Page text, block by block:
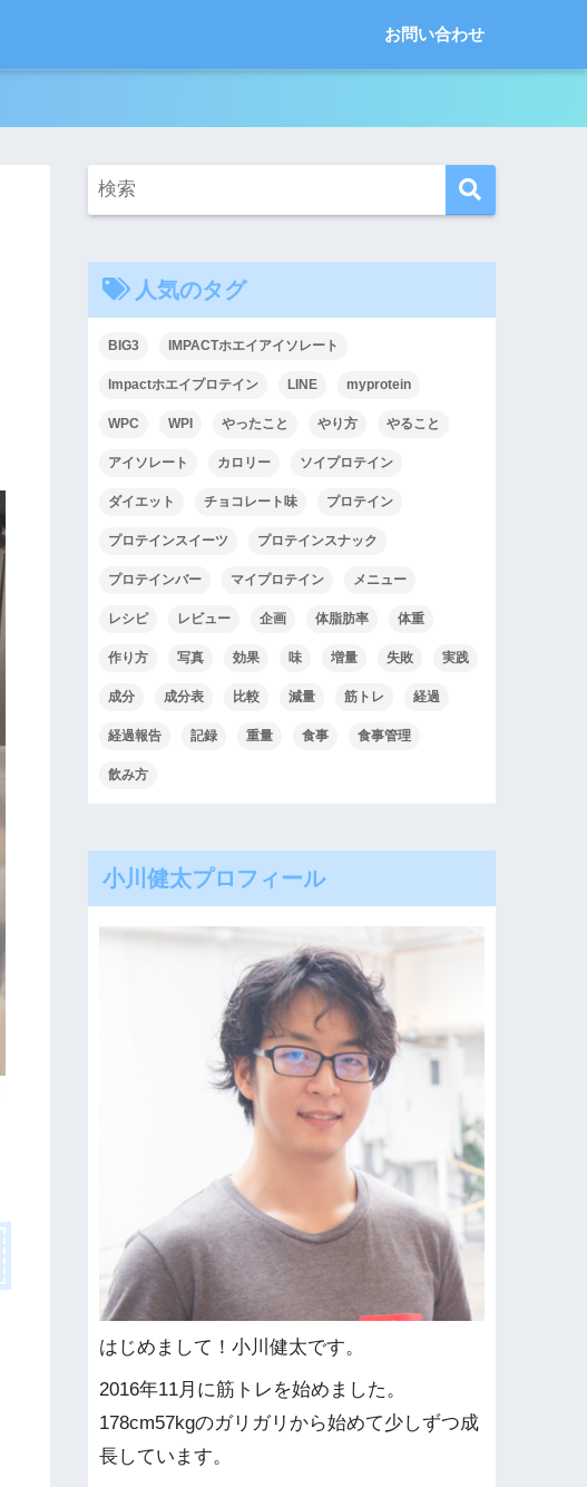
お問い合わせ
人気のタグ
BIG3 IMPACTホエイアイソレート
Impactホエイプロテイン LINE myprotein
WPC WPI やったこと やり方 やること
アイソレート カロリー ソイプロテイン
ダイエット チョコレート味 プロテイン
プロテインスイーツ プロテインスナック
プロテインバー マイプロテイン メニュー
レシピ レビュー 企画 体脂肪率 体重
作り方 写真 効果 味 増量 失敗 実践
成分 成分表 比較 減量 筋トレ 経過
経過報告 記録 重量 食事 食事管理
飲み方
小川健太プロフィール
はじめまして！小川健太です。
2016年11月に筋トレを始めました。
178cm57kgのガリガリから始めて少しずつ成
長しています。